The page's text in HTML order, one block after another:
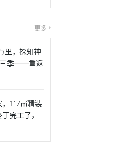
更多
里，探知神
三季——重返
，117㎡精装
完工了，